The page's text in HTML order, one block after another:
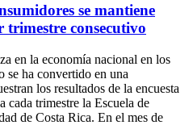
se mantiene
trimestre consecutivo
en la economía nacional en los
se ha convertido en una
los resultados de la encuesta
cada trimestre la Escuela de
de Costa Rica. En el mes de